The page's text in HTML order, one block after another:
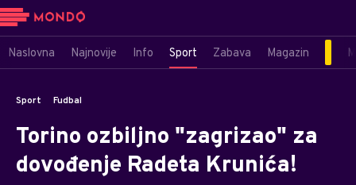
Naslovna Najnovije Info Sport Zabava Magazin
Sport Fudbal
Torino ozbiljno "zagrizao" za
dovođenje Radeta Krunića!